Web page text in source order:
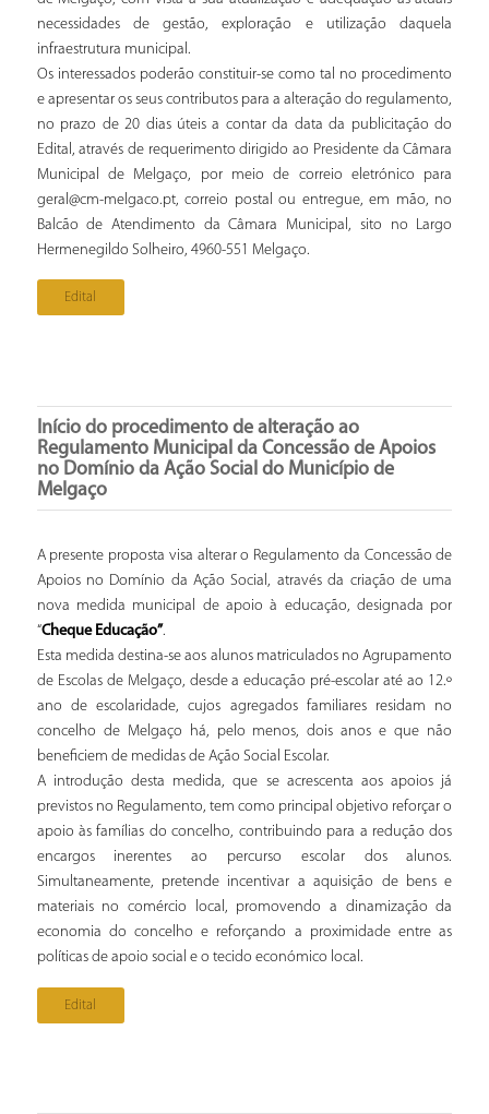
necessidades de gestão, exploração e utilização daquela
infraestrutura municipal.
Os interessados poderão constituir-se como tal no procedimento
e apresentar os seus contributos para a alteração do regulamento,
no prazo de 20 dias úteis a contar da data da publicitação do
Edital, através de requerimento dirigido ao Presidente da Câmara
Municipal de Melgaço, por meio de correio eletrónico para
geral@cm-melgaco.pt, correio postal ou entregue, em mão, no
Balcão de Atendimento da Câmara Municipal, sito no Largo
Hermenegildo Solheiro, 4960-551 Melgaço.
Edital
Início do procedimento de alteração ao
Regulamento Municipal da Concessão de Apoios
no Domínio da Ação Social do Município de
Melgaço
A presente proposta visa alterar o Regulamento da Concessão de
Apoios no Domínio da Ação Social, através da criação de uma
nova medida municipal de apoio à educação, designada por
“Cheque Educação”.
Esta medida destina-se aos alunos matriculados no Agrupamento
de Escolas de Melgaço, desde a educação pré-escolar até ao 12.º
ano de escolaridade, cujos agregados familiares residam no
concelho de Melgaço há, pelo menos, dois anos e que não
beneficiem de medidas de Ação Social Escolar.
A introdução desta medida, que se acrescenta aos apoios já
previstos no Regulamento, tem como principal objetivo reforçar o
apoio às famílias do concelho, contribuindo para a redução dos
encargos inerentes ao percurso escolar dos alunos.
Simultaneamente, pretende incentivar a aquisição de bens e
materiais no comércio local, promovendo a dinamização da
economia do concelho e reforçando a proximidade entre as
políticas de apoio social e o tecido económico local.
Edital